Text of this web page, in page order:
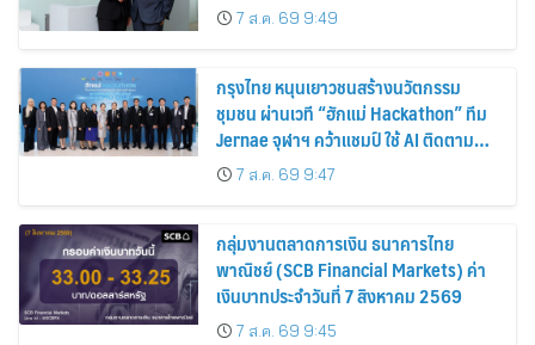
7 ส.ค. 69 9:49
กรุงไทย หนุนเยาวชนสร้างนวัตกรรม
ชุมชน ผ่านเวที “ฮักแม่ Hackathon” ทีม
Jernae จุฬาฯ คว้าแชมป์ ใช้ AI ติดตาม
ทรัพย์สินสูญหาย
7 ส.ค. 69 9:47
กลุ่มงานตลาดการเงิน ธนาคารไทย
พาณิชย์ (SCB Financial Markets) ค่า
เงินบาทประจำวันที่ 7 สิงหาคม 2569
7 ส.ค. 69 9:45